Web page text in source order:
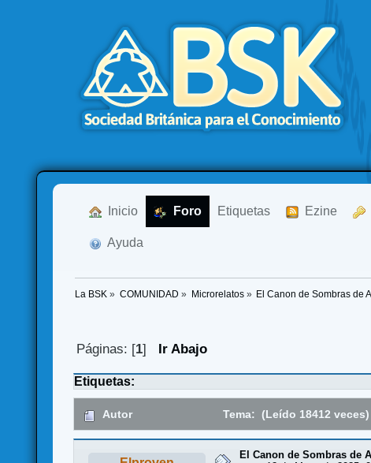
Inicio Foro Etiquetas Ezine
Ayuda
La BSK » COMUNIDAD » Microrelatos» El Canon de Sombras de
Páginas: [1] Ir Abajo
Etiquetas:
Autor Tema: (Leído 18412 veces)
El Canon de Sombras de